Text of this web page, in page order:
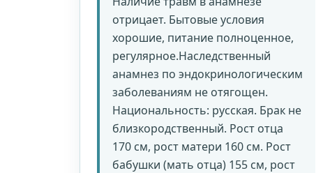
отрицает. Бытовые условия
хорошие, питание полноценное,
регулярное.Наследственный
анамнез по эндокринологическим
заболеваниям не отягощен.
Национальность: русская. Брак не
близкородственный. Рост отца
170 см, рост матери 160 см. Рост
бабушки (мать отца) 155 см, рост